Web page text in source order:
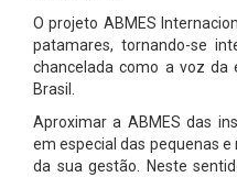
O projeto ABMES
patamares, tornando-se
chancelada como a voz da
Brasil.
Aproximar a ABMES das
em especial das pequenas
da sua gestão. Neste